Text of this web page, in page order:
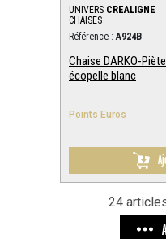
UNIVERS CREALIGNE
CHAISES
Référence :A924B
Chaise DARKO-
écopelle blanc
Points Euros
:
24